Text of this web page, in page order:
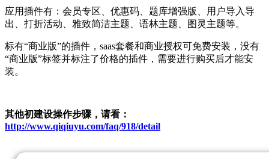
应用插件有：会员专区、优惠码、题库增强版、用户导入导
出、打折活动、雅致简洁主题、语林主题、图灵主题等。
标有“商业版”的插件，saas套餐和商业授权可免费安装，没有
“商业版”标签并标注了价格的插件，需要进行购买后才能安
装。
其他初建设操作步骤，请看：
http://www.qiqiuyu.com/faq/918/detail